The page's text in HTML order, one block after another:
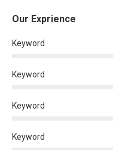
Our Exprience
Keyword
Keyword
Keyword
Keyword